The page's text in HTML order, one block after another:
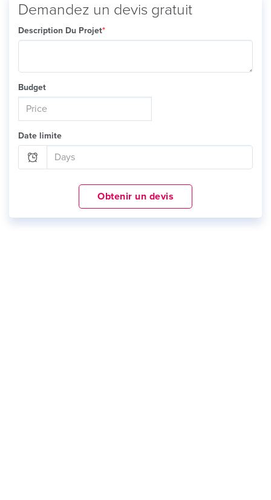
Demandez un devis gratuit
Description Du Projet*
Budget
Date limite
Obtenir un devis